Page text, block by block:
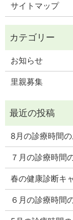
サイトマップ
お知らせ
里親募集
8月の診療時間
７月の診療時間
春の健康診断キ
６月の診療時間